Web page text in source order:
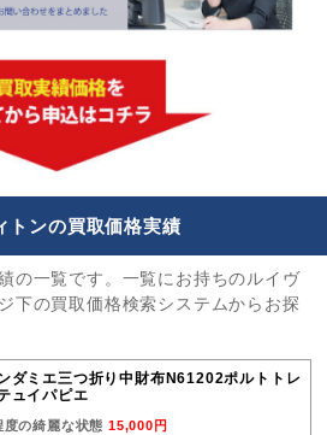
トンの買取価格実績
の一覧です。一覧にお持ちのルイヴ
下の買取価格検索システムからお探
ダミエ三つ折り中財布N61202ポルトトレ
ュイパピエ
度の綺麗な状態15,000円